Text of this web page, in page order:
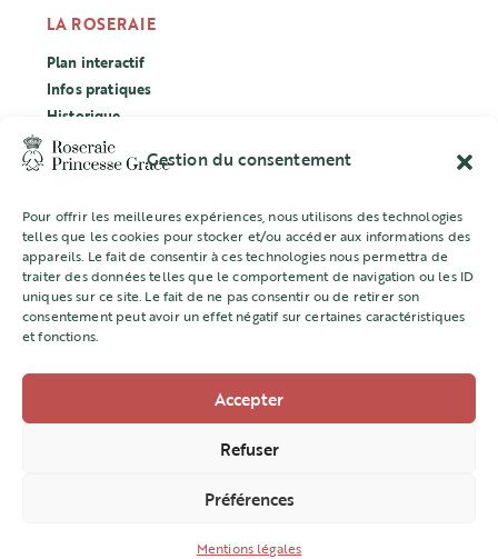
Gestion du consentement
Pour offrir les meilleures expériences, nous utilisons des technologies
telles que les cookies pour stocker et/ou accéder aux informations des
appareils. Le fait de consentir à ces technologies nous permettra de
traiter des données telles que le comportement de navigation ou les ID
uniques sur ce site. Le fait de ne pas consentir ou de retirer son
consentement peut avoir un effet négatif sur certaines caractéristiques
et fonctions.
Accepter
Refuser
Préférences
Mentions légales
LA ROSERAIE
Plan interactif
Infos pratiques
Historique
Évènements
Labellisation Ecocert
CONCOURS
L’ASSOCIATION
Mentions légales
Direction de l’Aménagement Urbain
amenagement@gouv.mc